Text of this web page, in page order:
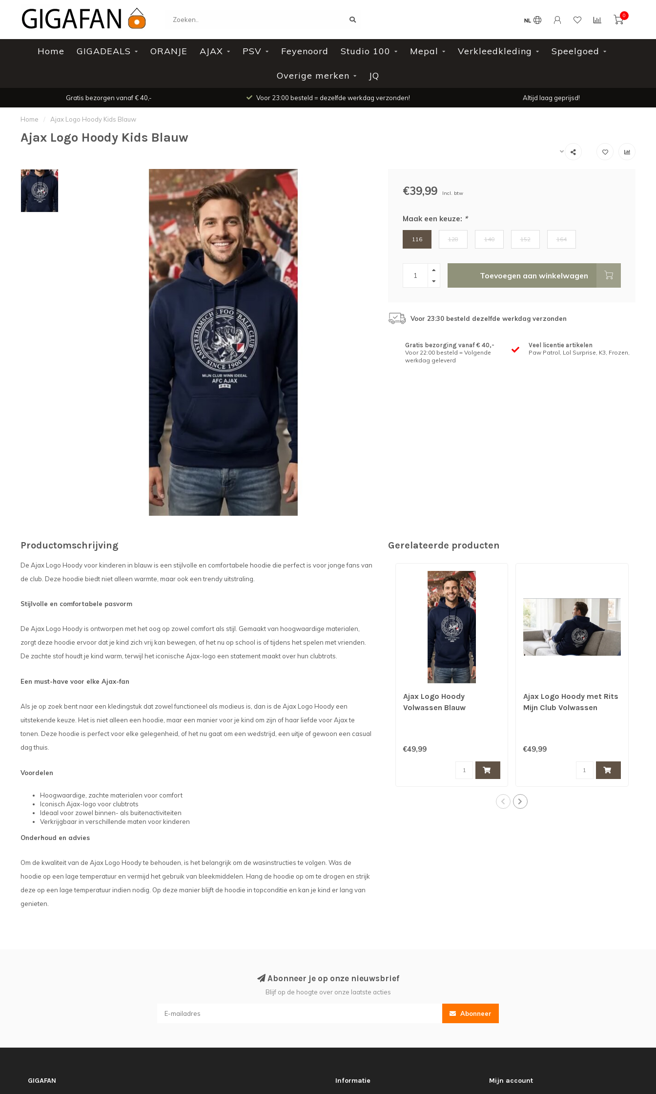
NL
0
Home GIGADEALS ORANJE AJAX PSV Feyenoord Studio 100 Mepal Verkleedkleding Speelgoed
Overige merken JQ
Gratis bezorgen vanaf € 40,- Voor 23:00 besteld = dezelfde werkdag verzonden! Altijd laag geprijsd!
Home / Ajax Logo Hoody Kids Blauw
Ajax Logo Hoody Kids Blauw
€39,99 Incl. btw
Maak een keuze: *
116 128 140 152 164
Toevoegen aan winkelwagen
Voor 23:30 besteld dezelfde werkdag verzonden
Gratis bezorging vanaf € 40,-
Voor 22:00 besteld = Volgende
werkdag geleverd
Veel licentie artikelen
Paw Patrol, Lol Surprise, K3, Frozen,
Productomschrijving
De Ajax Logo Hoody voor kinderen in blauw is een stijlvolle en comfortabele hoodie die perfect is voor jonge fans van
de club. Deze hoodie biedt niet alleen warmte, maar ook een trendy uitstraling.
Stijlvolle en comfortabele pasvorm
De Ajax Logo Hoody is ontworpen met het oog op zowel comfort als stijl. Gemaakt van hoogwaardige materialen,
zorgt deze hoodie ervoor dat je kind zich vrij kan bewegen, of het nu op school is of tijdens het spelen met vrienden.
De zachte stof houdt je kind warm, terwijl het iconische Ajax-logo een statement maakt over hun clubtrots.
Een must-have voor elke Ajax-fan
Als je op zoek bent naar een kledingstuk dat zowel functioneel als modieus is, dan is de Ajax Logo Hoody een
uitstekende keuze. Het is niet alleen een hoodie, maar een manier voor je kind om zijn of haar liefde voor Ajax te
tonen. Deze hoodie is perfect voor elke gelegenheid, of het nu gaat om een wedstrijd, een uitje of gewoon een casual
dag thuis.
Voordelen
Hoogwaardige, zachte materialen voor comfort
Iconisch Ajax-logo voor clubtrots
Ideaal voor zowel binnen- als buitenactiviteiten
Verkrijgbaar in verschillende maten voor kinderen
Onderhoud en advies
Om de kwaliteit van de Ajax Logo Hoody te behouden, is het belangrijk om de wasinstructies te volgen. Was de
hoodie op een lage temperatuur en vermijd het gebruik van bleekmiddelen. Hang de hoodie op om te drogen en strijk
deze op een lage temperatuur indien nodig. Op deze manier blijft de hoodie in topconditie en kan je kind er lang van
genieten.
Gerelateerde producten
Ajax Logo Hoody
Volwassen Blauw
€49,99
Ajax Logo Hoody met Rits
Mijn Club Volwassen
€49,99
Abonneer je op onze nieuwsbrief
Blijf op de hoogte over onze laatste acties
Abonneer
GIGAFAN Informatie Mijn account